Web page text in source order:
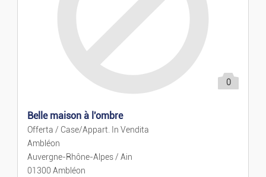
Immobiliare
Case Per Le Vacanze
Case/appart. In Affitto
Case/Appart. In Vendita
Campi
Prezzo crescente
Prezzo decrescente
0
Belle maison à l'ombre
Offerta / Case/Appart. In Vendita
Ambléon
Auvergne-Rhône-Alpes / Ain
01300 Ambléon